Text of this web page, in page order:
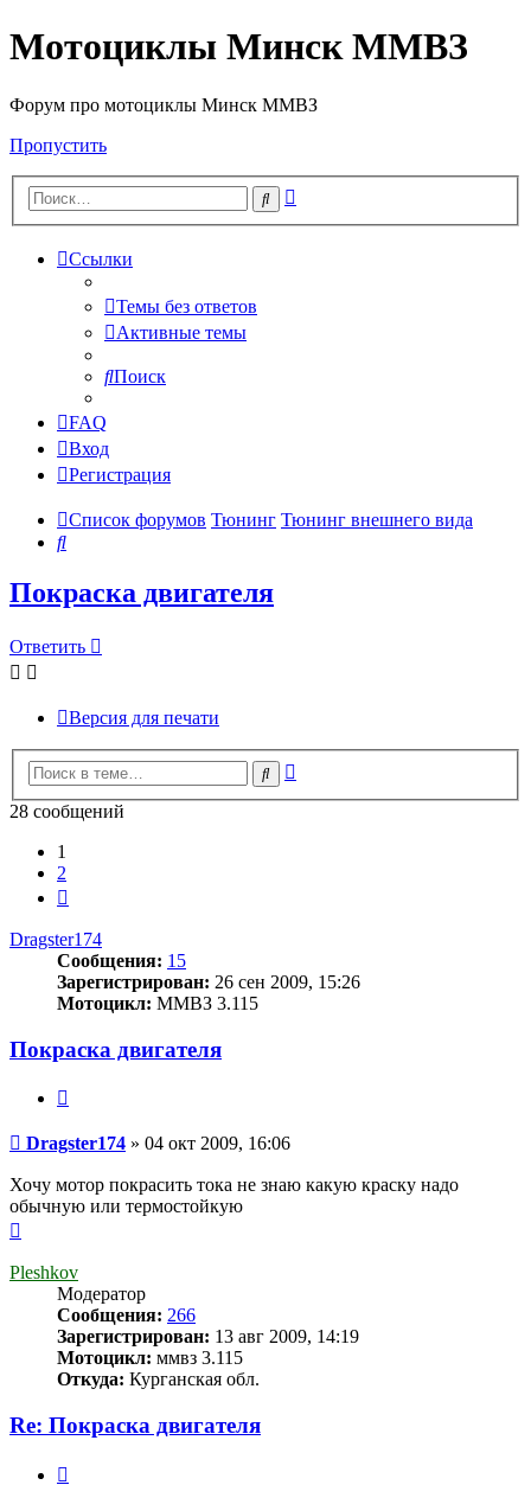
Мотоциклы Минск ММВЗ
Форум про мотоциклы Минск ММВЗ
Пропустить
Поиск
Ссылки
Темы без ответов
Активные темы
Поиск
FAQ
Вход
Регистрация
Список форумов Тюнинг Тюнинг внешнего вида
Поиск
Покраска двигателя
Ответить
Версия для печати
Поиск
28 сообщений
1
2
Dragster174
Сообщения: 15
Зарегистрирован: 26 сен 2009, 15:26
Мотоцикл: ММВЗ 3.115
Покраска двигателя
Сообщение
Dragster174 » 04 окт 2009, 16:06
Хочу мотор покрасить тока не знаю какую краску надо
обычную или термостойкую
началу
Pleshkov
Модератор
Сообщения: 266
Зарегистрирован: 13 авг 2009, 14:19
Мотоцикл: ммвз 3.115
Откуда: Курганская обл.
Re: Покраска двигателя